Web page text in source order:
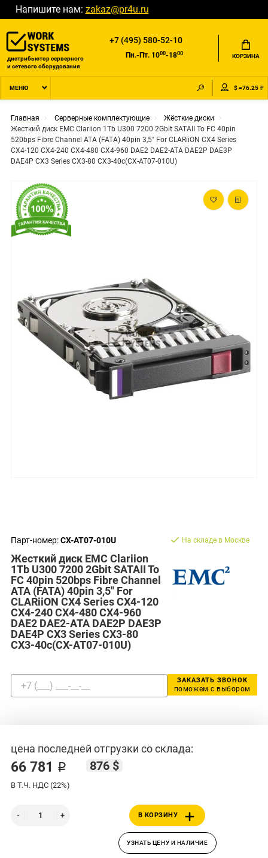
Напишите нам: zakaz@pr4u.ru
дистрибьютор серверного
и сетевого оборудования
+7 (495) 580-52-10
Пн.-Пт. 1000-1800 КОРЗИНА
МЕНЮ $ =76.25 ₽
Главная Серверные комплектующие
Жёсткие диски
Жесткий диск EMC Clariion 1Tb U300 7200 2Gbit SATAII To FC 40pin
520bps Fibre Channel ATA (FATA) 40pin 3,5" For CLARiiON CX4 Series
CX4-120 CX4-240 CX4-480 CX4-960 DAE2 DAE2-ATA DAE2P DAE3P
DAE4P CX3 Series CX3-80 CX3-40c(CX-AT07-010U)
Парт-номер:CX-AT07-010U
Жесткий диск EMC Clariion
1Tb U300 7200 2Gbit SATAII To
FC 40pin 520bps Fibre Channel
ATA (FATA) 40pin 3,5" For
CLARiiON CX4 Series CX4-120
CX4-240 CX4-480 CX4-960
DAE2 DAE2-ATA DAE2P DAE3P
DAE4P CX3 Series CX3-80
CX3-40c(CX-AT07-010U)
На складе в Москве
ЗАКАЗАТЬ ЗВОНОК
поможем с выбором
цена последней отгрузки со склада:
66 781 ₽ 876 $
В Т.Ч. НДС (22%)
В КОРЗИНУ
УЗНАТЬ ЦЕНУ И НАЛИЧИЕ